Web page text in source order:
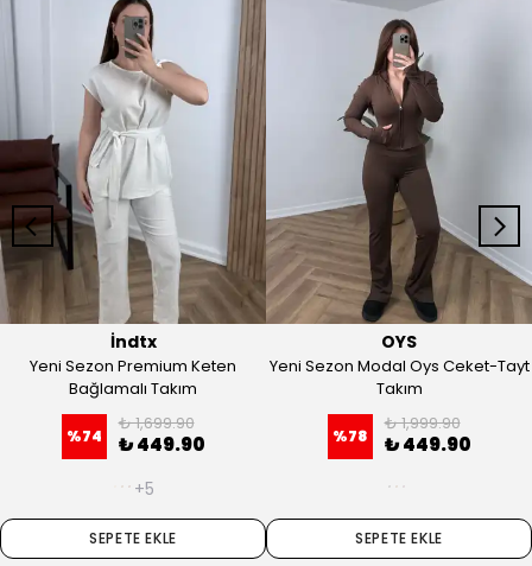
İndtx
Yeni Sezon Premium Keten
Bağlamalı Takım
%74
₺ 1,699.90
+5
SEPETE EKLE
OYS
Yeni Sezon Modal Oys Ceket-Tayt
Takım
₺ 1,999.90